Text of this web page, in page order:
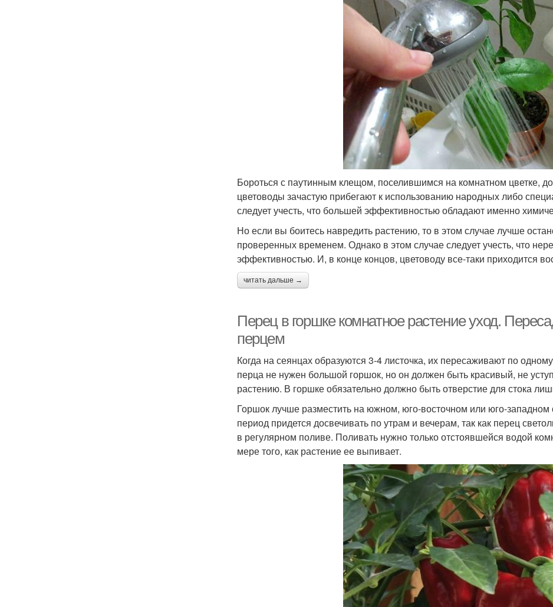
Бороться с паутинным клещом, поселившимся на комнатном цветке,
цветоводы зачастую прибегают к использованию народных либо
следует учесть, что большей эффективностью обладают именно
Но если вы боитесь навредить растению, то в этом случае лучше
проверенных временем. Однако в этом случае следует учесть, что
эффективностью. И, в конце концов, цветоводу все-таки приходится
читать дальше →
Перец в горшке комнатное растение уход.
перцем
Когда на сеянцах образуются 3-4 листочка, их пересаживают по
перца не нужен большой горшок, но он должен быть красивый, не
растению. В горшке обязательно должно быть отверстие для стока
Горшок лучше разместить на южном, юго-восточном или юго-
период придется досвечивать по утрам и вечерам, так как перец
в регулярном поливе. Поливать нужно только отстоявшейся водой
мере того, как растение ее выпивает.